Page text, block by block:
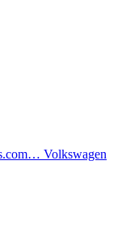
Volkswagen